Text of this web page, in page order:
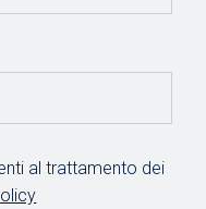
al trattamento dei